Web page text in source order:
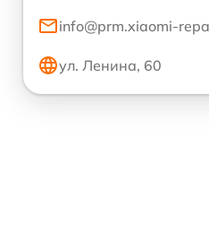
info@prm.xiaomi-
ул. Ленина, 60